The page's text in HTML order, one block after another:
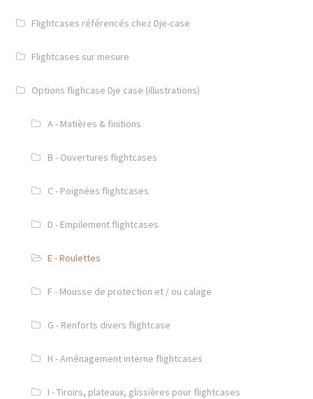
Flightcases référencés chez Dje-case
Flightcases sur mesure
Options flighcase Dje case (illustrations)
A - Matières & finitions
B - Ouvertures flightcases
C - Poignées flightcases
D - Empilement flightcases
E - Roulettes
F - Mousse de protection et / ou calage
G - Renforts divers flightcase
H - Aménagement interne flightcases
I - Tiroirs, plateaux, glissières pour flightcases